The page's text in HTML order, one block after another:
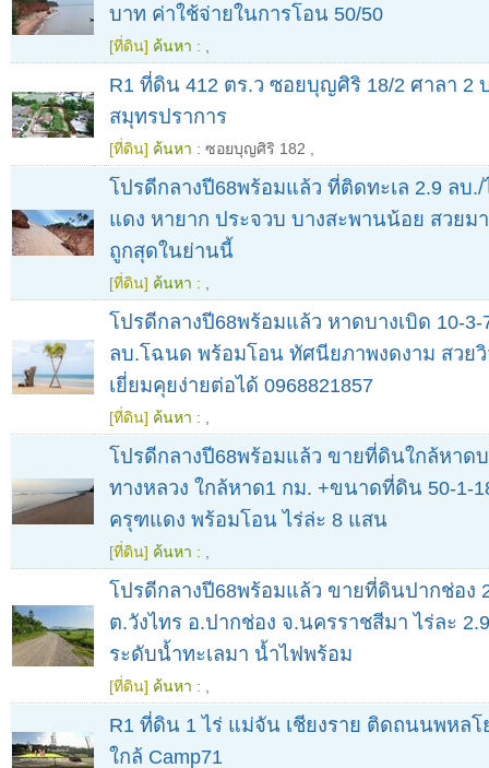
บาท ค่าใช้จ่ายในการโอน 50/50
[ที่ดิน] ค้นหา :
R1 ที่ดิน 412 ตร.ว ซอยบุญศิริ 18/2 ศาลา 2
สมุทรปราการ
[ที่ดิน] ค้นหา : ซอยบุญศิริ 182
โปรดีกลางปี68พร้อมแล้ว ที่ติดทะเล 2.9 ลบ./
แดง หายาก ประจวบ บางสะพานน้อย สวยม
ถูกสุดในย่านนี้
[ที่ดิน] ค้นหา :
โปรดีกลางปี68พร้อมแล้ว หาดบางเบิด 10-3-
ลบ.โฉนด พร้อมโอน ทัศนียภาพงดงาม สวยวิ
เยี่ยมคุยง่ายต่อได้ 0968821857
[ที่ดิน] ค้นหา :
โปรดีกลางปี68พร้อมแล้ว ขายที่ดินใกล้หาด
ทางหลวง ใกล้หาด1 กม. +ขนาดที่ดิน 50-1-
ครุฑแดง พร้อมโอน ไร่ล่ะ 8 แสน
[ที่ดิน] ค้นหา :
โปรดีกลางปี68พร้อมแล้ว ขายที่ดินปากช่อง
ต.วังไทร อ.ปากช่อง จ.นครราชสีมา ไร่ละ
ระดับน้ำทะเลมา น้ำไฟพร้อม
[ที่ดิน] ค้นหา :
R1 ที่ดิน 1 ไร่ แม่จัน เชียงราย ติดถนนพหลโ
ใกล้ Camp71